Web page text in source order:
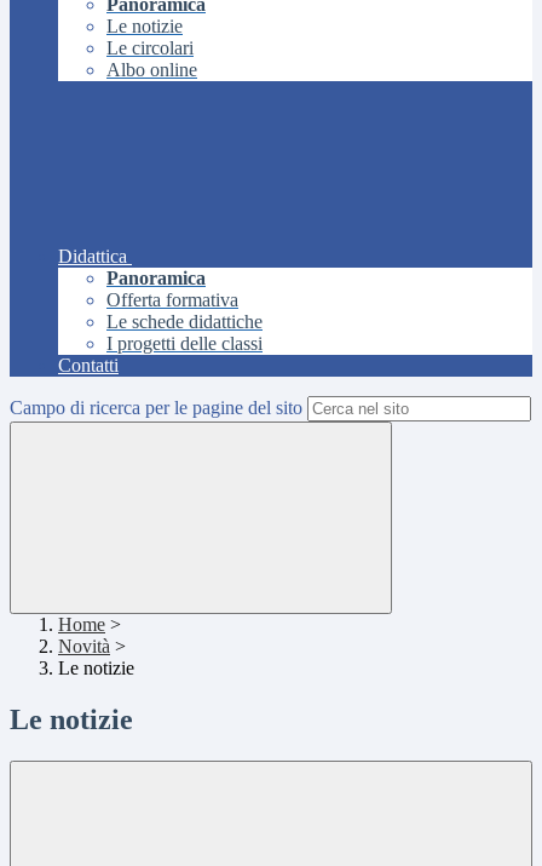
Panoramica
Le notizie
Le circolari
Albo online
Didattica
Panoramica
Offerta formativa
Le schede didattiche
I progetti delle classi
Contatti
Campo di ricerca per le pagine del sito
Home >
Novità >
Le notizie
Le notizie